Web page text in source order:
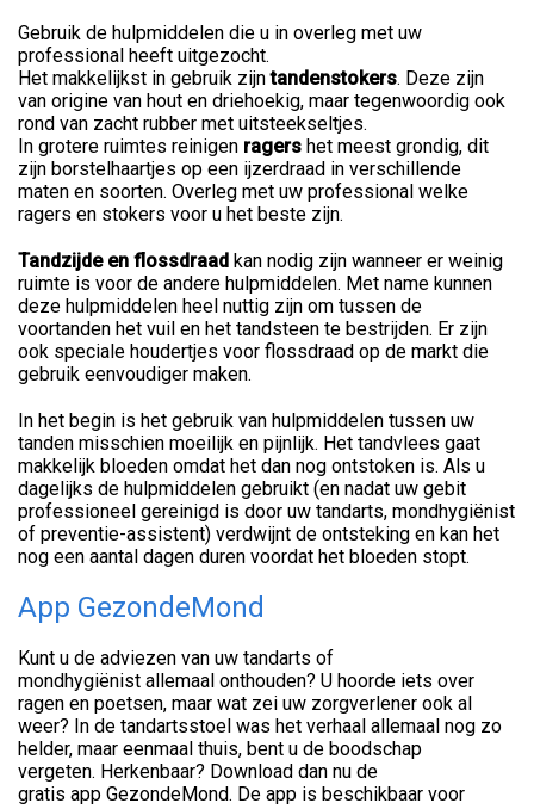
Gebruik de hulpmiddelen die u in overleg met uw
professional heeft uitgezocht.
Het makkelijkst in gebruik zijntandenstokers. Deze zijn
van origine van hout en driehoekig, maar tegenwoordig ook
rond van zacht rubber met uitsteekseltjes.
In grotere ruimtes reinigen ragers het meest grondig, dit
zijn borstelhaartjes op een ijzerdraad in verschillende
maten en soorten. Overleg met uw professional welke
ragers en stokers voor u het beste zijn.
Tandzijde en flossdraad kan nodig zijn wanneer er weinig
ruimte is voor de andere hulpmiddelen. Met name kunnen
deze hulpmiddelen heel nuttig zijn om tussen de
voortanden het vuil en het tandsteen te bestrijden. Er zijn
ook speciale houdertjes voor flossdraad op de markt die
gebruik eenvoudiger maken.
In het begin is het gebruik van hulpmiddelen tussen uw
tanden misschien moeilijk en pijnlijk. Het tandvlees gaat
makkelijk bloeden omdat het dan nog ontstoken is. Als u
dagelijks de hulpmiddelen gebruikt (en nadat uw gebit
professioneel gereinigd is door uw tandarts, mondhygiënist
of preventie-assistent) verdwijnt de ontsteking en kan het
nog een aantal dagen duren voordat het bloeden stopt.
App GezondeMond
Kunt u de adviezen van uw tandarts of
mondhygiënist allemaal onthouden? U hoorde iets over
ragen en poetsen, maar wat zei uw zorgverlener ook al
weer? In de tandartsstoel was het verhaal allemaal nog zo
helder, maar eenmaal thuis, bent u de boodschap
vergeten. Herkenbaar? Download dan nu de
gratis app GezondeMond. De app is beschikbaar voor